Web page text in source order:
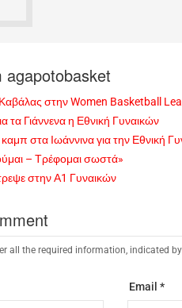
agapotobasket
στην Women Basketball
τα Γιάννενα η Εθνική Γυναικών
στα Ιωάννινα για την Εθνική
– Τρέφομαι σωστά»
στην Α1 Γυναικών
all the required information, indicated
Email *